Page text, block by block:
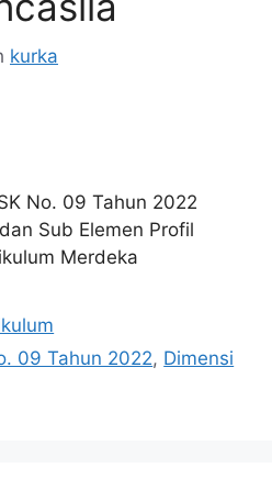
kurka
No. 09 Tahun 2022
Sub Elemen Profil
Merdeka
09 Tahun 2022, Dimensi